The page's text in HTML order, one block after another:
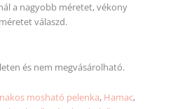
a nagyobb méretet, vékony
méretetválaszd.
és nem megvásárolható.
mosható pelenka, Hamac,